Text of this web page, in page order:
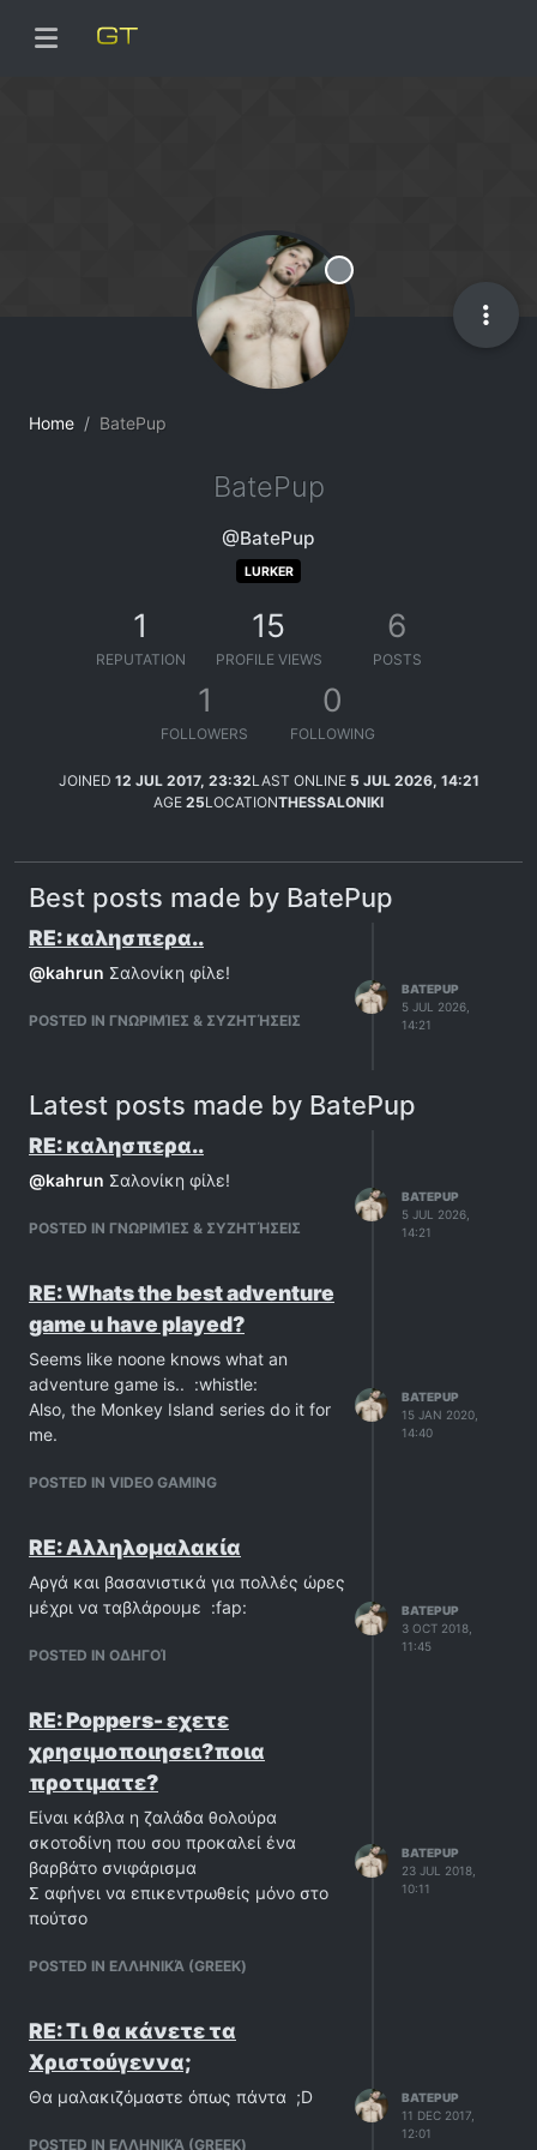
Home BatePup
Offline
BatePup
@BatePup
LURKER
1
REPUTATION
15
PROFILE VIEWS
6
POSTS
1
FOLLOWERS
0
FOLLOWING
JOINED 12 JUL 2017, 23:32LAST ONLINE 5 JUL 2026, 14:21
AGE 25LOCATIONTHESSALONIKI
Best posts made by BatePup
RE: καλησπερα..
@kahrun Σαλονίκη φίλε!
POSTED IN ΓΝΩΡΙΜΊΕΣ & ΣΥΖΗΤΉΣΕΙΣ
BATEPUP
5 JUL 2026,
14:21
Latest posts made by BatePup
RE: καλησπερα..
@kahrun Σαλονίκη φίλε!
POSTED IN ΓΝΩΡΙΜΊΕΣ & ΣΥΖΗΤΉΣΕΙΣ
BATEPUP
5 JUL 2026,
14:21
RE: Whats the best adventure
game u have played?
Seems like noone knows what an
adventure game is.. :whistle:
Also, the Monkey Island series do it for
me.
POSTED IN VIDEO GAMING
BATEPUP
15 JAN 2020,
14:40
RE: Αλληλομαλακία
Αργά και βασανιστικά για πολλές ώρες
μέχρι να ταβλάρουμε :fap:
POSTED IN ΟΔΗΓΟΊ
BATEPUP
3 OCT 2018,
11:45
RE: Poppers- εχετε
χρησιμοποιησει?ποια
προτιματε?
Είναι κάβλα η ζαλάδα θολούρα
σκοτοδίνη που σου προκαλεί ένα
βαρβάτο σνιφάρισμα
Σ αφήνει να επικεντρωθείς μόνο στο
πούτσο
POSTED IN ΕΛΛΗΝΙΚΆ (GREEK)
BATEPUP
23 JUL 2018,
10:11
RE: Τι θα κάνετε τα
Χριστούγεννα;
Θα μαλακιζόμαστε όπως πάντα ;D
POSTED IN ΕΛΛΗΝΙΚΆ (GREEK)
BATEPUP
11 DEC 2017,
12:01